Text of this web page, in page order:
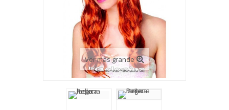
Ver más grande